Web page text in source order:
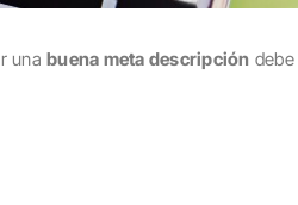
una buena meta descripción